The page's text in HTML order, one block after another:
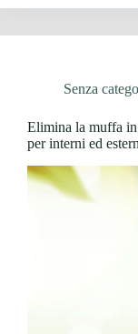
Senza
Elimina la muffa
per interni ed